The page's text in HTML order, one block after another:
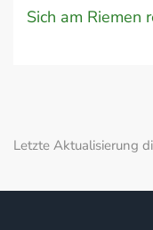
Sich am Riemen
Letzte Aktualisierung